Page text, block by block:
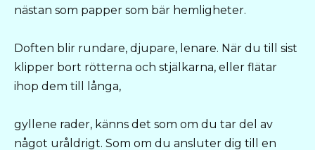
nästan som papper som bär hemligheter.
Doften blir rundare, djupare, lenare. När du till sist
klipper bort rötterna och stjälkarna, eller flätar
ihop dem till långa,
gyllene rader, känns det som om du tar del av
något uråldrigt. Som om du ansluter dig till en